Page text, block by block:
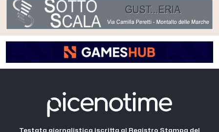
Testata giornalistica iscritta al Registro Stampa del